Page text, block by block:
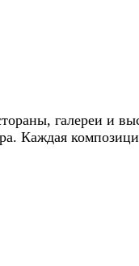
галереи и
Каждая